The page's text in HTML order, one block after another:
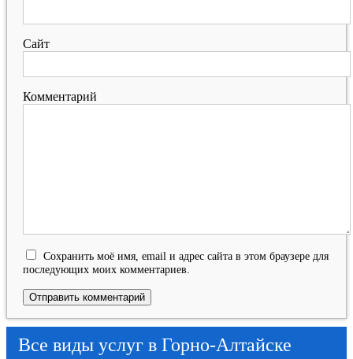
Сайт
Комментарий
Сохранить моё имя, email и адрес сайта в этом браузере для
последующих моих комментариев.
Все виды услуг в Горно-Алтайске